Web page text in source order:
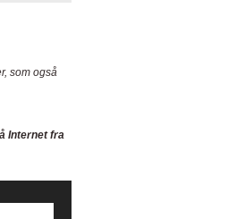
som også
Internet fra